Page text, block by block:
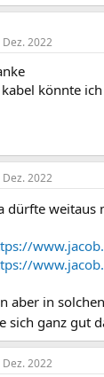
Dez. 2022
könnte
Dez. 2022
dürfte weitaus
aber in
sich ganz gut
Dez. 2022